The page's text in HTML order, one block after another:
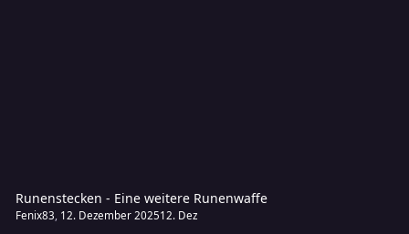
Runenstecken - Eine weitere Runenwaffe
Fenix83 12. Dezember 202512. Dez